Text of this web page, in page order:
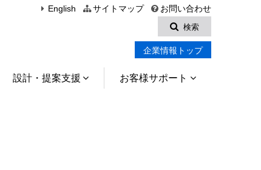
English サイトマップ
お問い合わせ
検索
企業情報トップ
設計・提案支援 お客様サポート